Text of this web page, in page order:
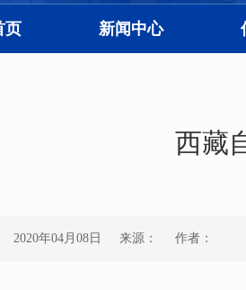
页 新闻中心
西藏
2020年04月08日 来源： 作者：